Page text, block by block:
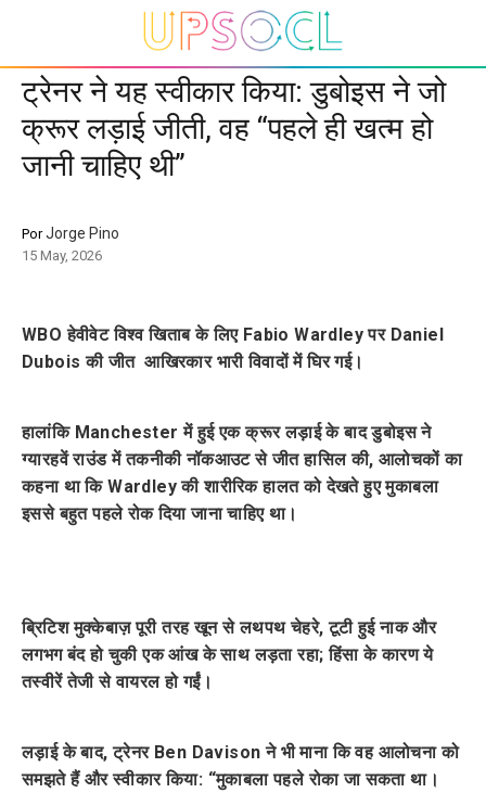
ट्रेनर ने यह स्वीकार किया: डुबोइस ने जो
क्रूर लड़ाई जीती, वह “पहले ही खत्म हो
जानी चाहिए थी”
PorJorge Pino
15 May, 2026
WBO हेवीवेट विश्व खिताब के लिए Fabio Wardley पर Daniel
Dubois की जीत आखिरकार भारी विवादों में घिर गई।
हालांकि Manchester में हुई एक क्रूर लड़ाई के बाद डुबोइस ने
ग्यारहवें राउंड में तकनीकी नॉकआउट से जीत हासिल की, आलोचकों का
कहना था कि Wardley की शारीरिक हालत को देखते हुए मुकाबला
इससे बहुत पहले रोक दिया जाना चाहिए था।
ब्रिटिश मुक्केबाज़ पूरी तरह खून से लथपथ चेहरे, टूटी हुई नाक और
लगभग बंद हो चुकी एक आंख के साथ लड़ता रहा; हिंसा के कारण ये
तस्वीरें तेजी से वायरल हो गईं।
लड़ाई के बाद, ट्रेनर Ben Davison ने भी माना कि वह आलोचना को
समझते हैं और स्वीकार किया: “मुकाबला पहले रोका जा सकता था।